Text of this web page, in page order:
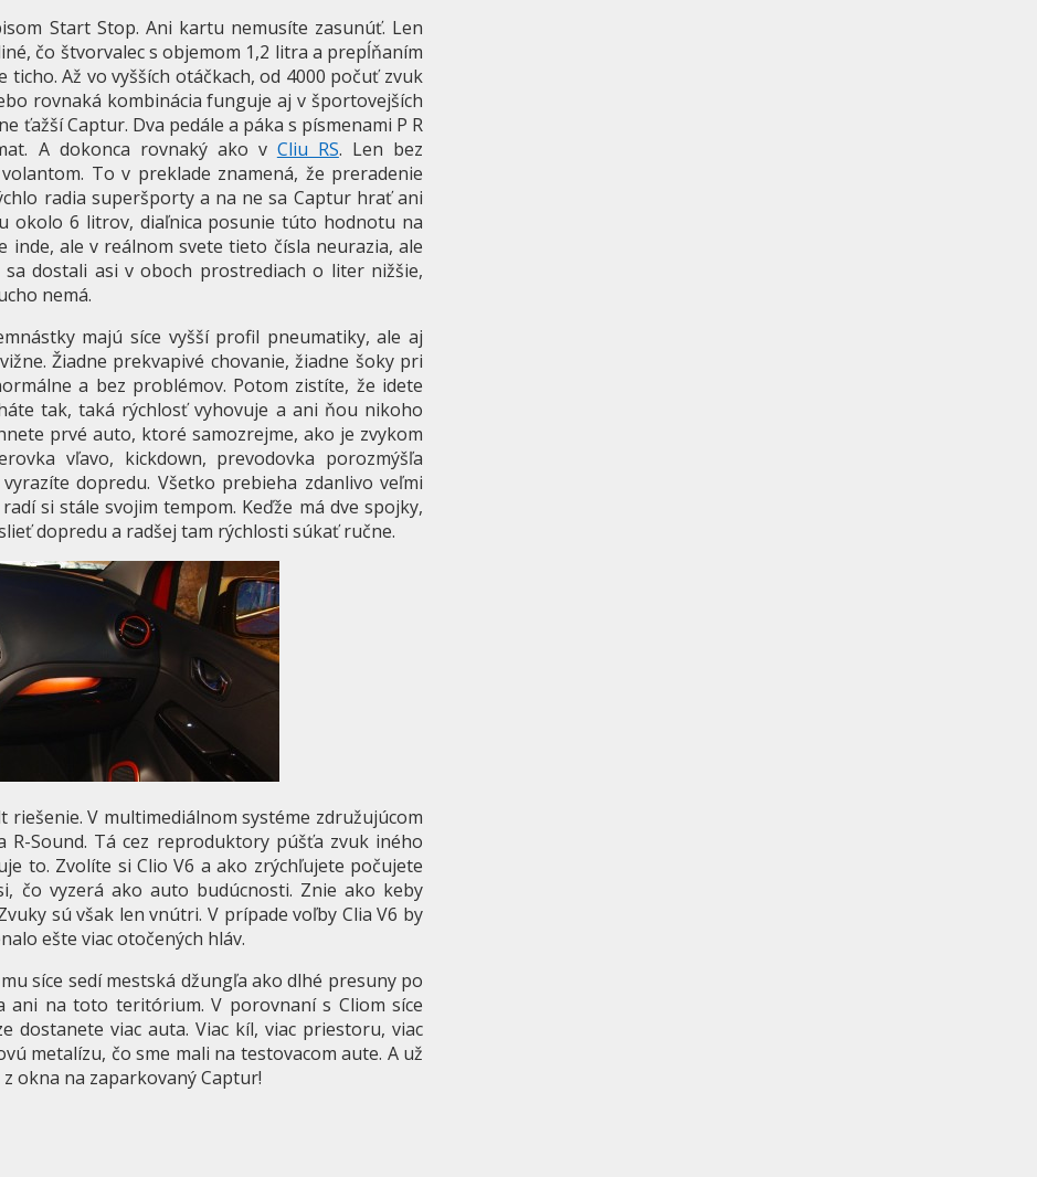
Start Stop. Ani kartu nemusíte zasunúť. Len
čo štvorvalec s objemom 1,2 litra a prepĺňaním
Až vo vyšších otáčkach, od 4000 počuť zvuk
rovnaká kombinácia funguje aj v športovejších
ťažší Captur. Dva pedále a páka s písmenami P R
A dokonca rovnaký ako v Cliu RS. Len bez
To v preklade znamená, že preradenie
radia superšporty a na ne sa Captur hrať ani
okolo 6 litrov, diaľnica posunie túto hodnotu na
inde, ale v reálnom svete tieto čísla neurazia, ale
dostali asi v oboch prostrediach o liter nižšie,
nemá.
majú síce vyšší profil pneumatiky, ale aj
Žiadne prekvapivé chovanie, žiadne šoky pri
a bez problémov. Potom zistíte, že idete
tak, taká rýchlosť vyhovuje a ani ňou nikoho
prvé auto, ktoré samozrejme, ako je zvykom
vľavo, kickdown, prevodovka porozmýšľa
dopredu. Všetko prebieha zdanlivo veľmi
si stále svojim tempom. Keďže má dve spojky,
dopredu a radšej tam rýchlosti súkať ručne.
riešenie. V multimediálnom systéme združujúcom
Sound. Tá cez reproduktory púšťa zvuk iného
to. Zvolíte si Clio V6 a ako zrýchľujete počujete
čo vyzerá ako auto budúcnosti. Znie ako keby
sú však len vnútri. V prípade voľby Clia V6 by
ešte viac otočených hláv.
síce sedí mestská džungľa ako dlhé presuny po
ani na toto teritórium. V porovnaní s Cliom síce
dostanete viac auta. Viac kíl, viac priestoru, viac
metalízu, čo sme mali na testovacom aute. A už
okna na zaparkovaný Captur!